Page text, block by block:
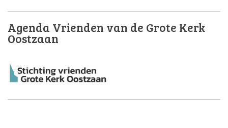
Agenda Vrienden van de Grote Kerk
Oostzaan